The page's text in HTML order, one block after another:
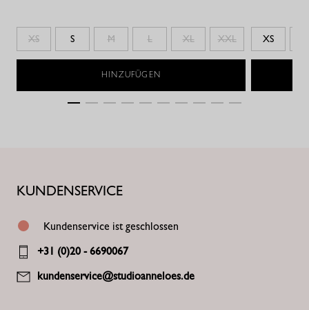
XS S M L XL XXL
HINZUFÜGEN
XS
KUNDENSERVICE
Kundenservice ist geschlossen
+31 (0)20 - 6690067
kundenservice@studioanneloes.de